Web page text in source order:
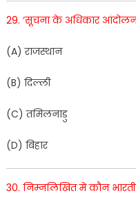
29. ‘सूचनाके अधिकार आं
(A)राजस्थान
(B) दिल्ली
(C)तमिलनाडु
(D) बिहार
30. निम्नलिखितमेंकौन